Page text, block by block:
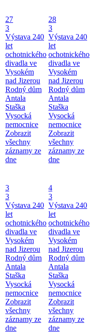
27
3
Výstava 240
let
ochotnického
divadla ve
Vysokém
nad Jizerou
Rodný dům
Antala
Staška
Vysocká
nemocnice
Zobrazit
všechny
záznamy ze
dne
28
3
Výstava 240
let
ochotnického
divadla ve
Vysokém
nad Jizerou
Rodný dům
Antala
Staška
Vysocká
nemocnice
Zobrazit
všechny
záznamy ze
dne
3
3
Výstava 240
let
ochotnického
divadla ve
Vysokém
nad Jizerou
Rodný dům
Antala
Staška
Vysocká
nemocnice
Zobrazit
všechny
záznamy ze
dne
4
3
Výstava 240
let
ochotnického
divadla ve
Vysokém
nad Jizerou
Rodný dům
Antala
Staška
Vysocká
nemocnice
Zobrazit
všechny
záznamy ze
dne